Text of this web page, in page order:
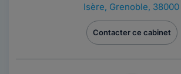
Isère, Grenoble, 38000
Contacter ce cabinet